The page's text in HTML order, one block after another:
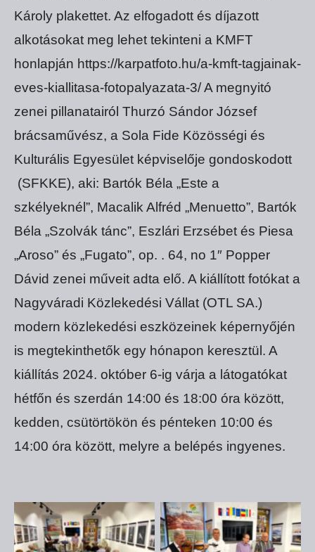
Károly plakettet. Az elfogadott és díjazott
alkotásokat meg lehet tekinteni a KMFT
honlapján https://karpatfoto.hu/a-kmft-tagjainak-
eves-kiallitasa-fotopalyazata-3/ A megnyitó
zenei pillanatairól Thurzó Sándor József
brácsaművész, a Sola Fide Közösségi és
Kulturális Egyesület képviselője gondoskodott
(SFKKE), aki: Bartók Béla „Este a
szkélyeknél”, Macalik Alfréd „Menuetto”, Bartók
Béla „Szolvák tánc”, Eszlári Erzsébet és Piesa
„Aroso” és „Fugato”, op. . 64, no 1″ Popper
Dávid zenei műveit adta elő. A kiállított fotókat a
Nagyváradi Közlekedési Vállat (OTL SA.)
modern közlekedési eszközeinek képernyőjén
is megtekinthetők egy hónapon keresztül. A
kiállítás 2024. október 6-ig várja a látogatókat
hétfőn és szerdán 14:00 és 18:00 óra között,
kedden, csütörtökön és pénteken 10:00 és
14:00 óra között, melyre a belépés ingyenes.